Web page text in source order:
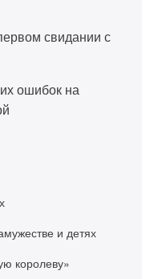
свидании с
ошибок на
и детях
королеву»